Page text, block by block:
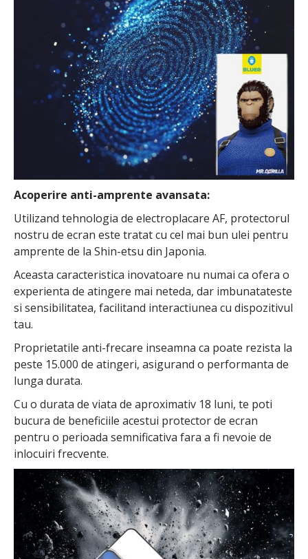
Acoperire anti-amprente avansata:
Utilizand tehnologia de electroplacare AF, protectorul
nostru de ecran este tratat cu cel mai bun ulei pentru
amprente de la Shin-etsu din Japonia.
Aceasta caracteristica inovatoare nu numai ca ofera o
experienta de atingere mai neteda, dar imbunatateste
si sensibilitatea, facilitand interactiunea cu dispozitivul
tau.
Proprietatile anti-frecare inseamna ca poate rezista la
peste 15.000 de atingeri, asigurand o performanta de
lunga durata.
Cu o durata de viata de aproximativ 18 luni, te poti
bucura de beneficiile acestui protector de ecran
pentru o perioada semnificativa fara a fi nevoie de
inlocuiri frecvente.